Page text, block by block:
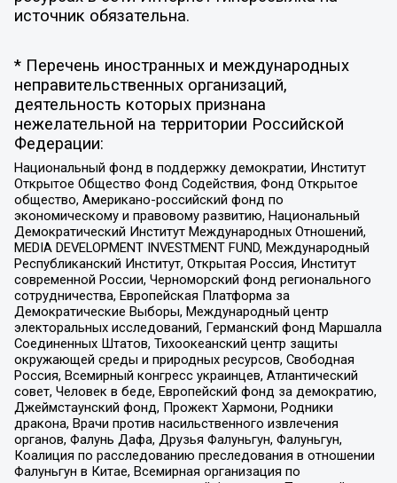
источник обязательна.
* Перечень иностранных и международных
неправительственных организаций,
деятельность которых признана
нежелательной на территории Российской
Федерации:
Национальный фонд в поддержку демократии, Институт
Открытое Общество Фонд Содействия, Фонд Открытое
общество, Американо-российский фонд по
экономическому и правовому развитию, Национальный
Демократический Институт Международных Отношений,
MEDIA DEVELOPMENT INVESTMENT FUND, Международный
Республиканский Институт, Открытая Россия, Институт
современной России, Черноморский фонд регионального
сотрудничества, Европейская Платформа за
Демократические Выборы, Международный центр
электоральных исследований, Германский фонд Маршалла
Соединенных Штатов, Тихоокеанский центр защиты
окружающей среды и природных ресурсов, Свободная
Россия, Всемирный конгресс украинцев, Атлантический
совет, Человек в беде, Европейский фонд за демократию,
Джеймстаунский фонд, Прожект Хармони, Родники
дракона, Врачи против насильственного извлечения
органов, Фалунь Дафа, Друзья Фалуньгун, Фалуньгун,
Коалиция по расследованию преследования в отношении
Фалуньгун в Китае, Всемирная организация по